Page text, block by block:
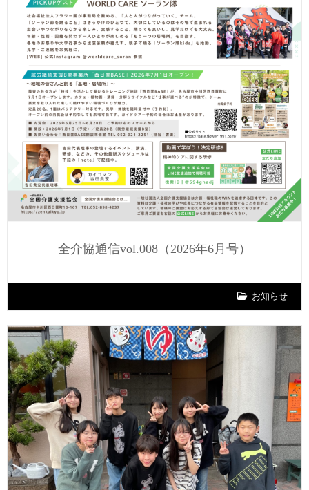
全介協通信vol.008（2026年6月号）
お知らせ